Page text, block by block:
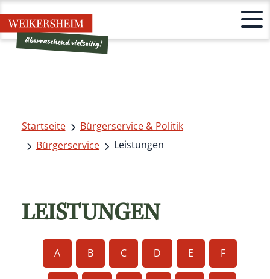
Startseite
Bürgerservice & Politik
Bürgerservice
Leistungen
LEISTUNGEN
A B C D E F